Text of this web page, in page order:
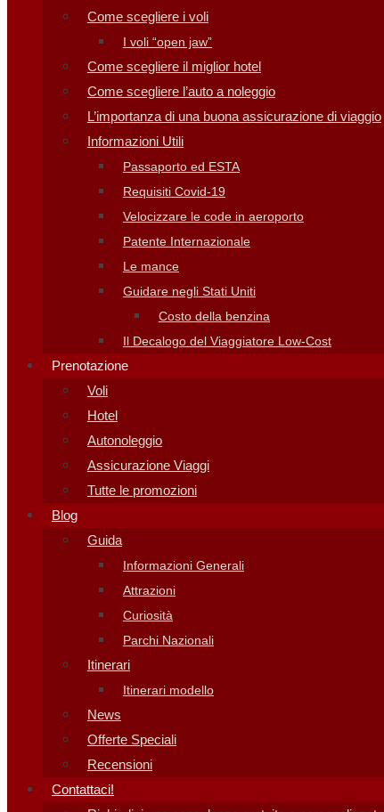
Come scegliere i voli
I voli “open jaw”
Come scegliere il miglior hotel
Come scegliere l’auto a noleggio
L’importanza di una buona assicurazione di viaggio
Informazioni Utili
Passaporto ed ESTA
Requisiti Covid-19
Velocizzare le code in aeroporto
Patente Internazionale
Le mance
Guidare negli Stati Uniti
Costo della benzina
Il Decalogo del Viaggiatore Low-Cost
Prenotazione
Voli
Hotel
Autonoleggio
Assicurazione Viaggi
Tutte le promozioni
Blog
Guida
Informazioni Generali
Attrazioni
Curiosità
Parchi Nazionali
Itinerari
Itinerari modello
News
Offerte Speciali
Recensioni
Contattaci!